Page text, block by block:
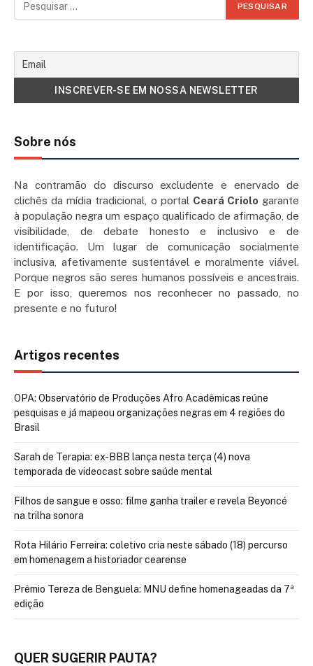
Sobre nós
Na contramão do discurso excludente e enervado de
clichês da mídia tradicional, o portal Ceará Criolo garante
à população negra um espaço qualificado de afirmação, de
visibilidade, de debate honesto e inclusivo e de
identificação. Um lugar de comunicação socialmente
inclusiva, afetivamente sustentável e moralmente viável.
Porque negros são seres humanos possíveis e ancestrais.
E por isso, queremos nos reconhecer no passado, no
presente e no futuro!
Artigos recentes
OPA: Observatório de Produções Afro Acadêmicas reúne
pesquisas e já mapeou organizações negras em 4 regiões do
Brasil
Sarah de Terapia: ex-BBB lança nesta terça (4) nova
temporada de videocast sobre saúde mental
Filhos de sangue e osso: filme ganha trailer e revela Beyoncé
na trilha sonora
Rota Hilário Ferreira: coletivo cria neste sábado (18) percurso
em homenagem a historiador cearense
Prêmio Tereza de Benguela: MNU define homenageadas da 7ª
edição
QUER SUGERIR PAUTA?